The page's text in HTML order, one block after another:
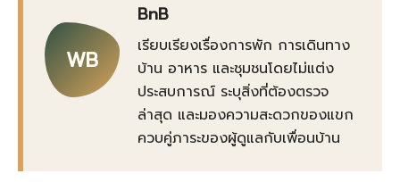
WB
BnB
เรียบเรียงเรื่องการพัก การเดินทาง
บ้าน อาหาร และชุมชนโดยไม่แต่ง
ประสบการณ์ ระบุสิ่งที่ต้องตรวจ
ล่าสุด และมองความสะดวกของแขก
ควบคู่ภาระของผู้ดูแลกับเพื่อนบ้าน